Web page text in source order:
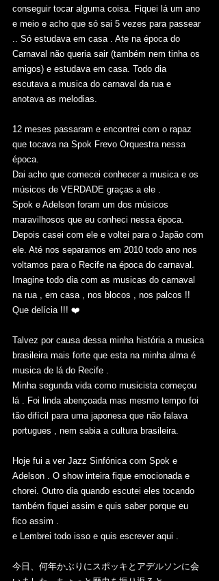
conseguir tocar alguma coisa. Fiquei lá um ano
e meio e acho que só sai 5 vezes para passear
.. Só estudava em casa . Ate na época do
Carnaval não queria sair (também nem tinha os
amigos) e estudava em casa. Todo dia
escutava a musica do carnaval da rua e
anotava as melodias.
12 meses passaram e encontrei com o rapaz
que tocava na Spok Frevo Orquestra nessa
época.
Dai acho que comecei conhecer a musica e os
músicos de VERDADE graças a ele .
Spok e Adelson foram um dos músicos
maravilhosos que eu conheci nessa época.
Depois casei com ele e voltei para o Japão com
ele. Até nos separamos em 2010 todo ano nos
voltamos para o Recife na época do carnaval.
Imagine todo dia com as musicas do carnaval
na rua , em casa , nos blocos , nos palcos !!
Que delícia !!! ❤️
Talvez por causa dessa minha história a musica
brasileira mais forte que esta na minha alma é
musica de lá do Recife .
Minha segunda vida como musicista começou
lá . Foi linda abençoada mas mesmo tempo foi
tão difícil para uma japonesa que não falava
portugues , nem sabia a cultura brasileira.
Hoje fui a ver Jazz Sinfónica com Spok e
Adelson . O show inteira fique emocionada e
chorei. Outro dia quando escutei eles tocando
também fiquei assim e quis saber porque eu
fico assim .
e Lembrei todo isso e quis escrever aqui .
今日、何年かぶりにスポッキとアデルソンに会